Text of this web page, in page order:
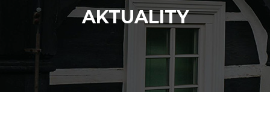
AKTUALITY